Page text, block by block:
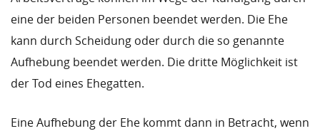
eine der beiden Personen beendet werden. Die Ehe
kann durch Scheidung oder durch die so genannte
Aufhebung beendet werden. Die dritte Möglichkeit ist
der Tod eines Ehegatten.
Eine Aufhebung der Ehe kommt dann in Betracht, wenn